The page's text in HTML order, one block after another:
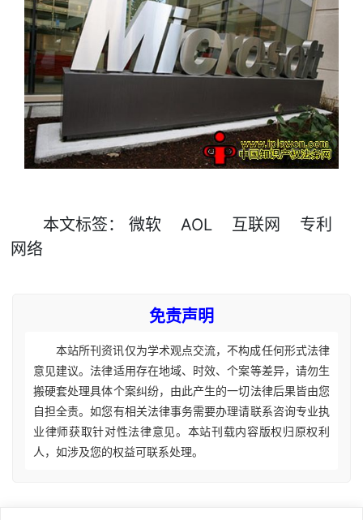
本文标签： 微软 AOL 互联网
专利
网络
免责声明
本站所刊资讯仅为学术观点交流，不构成任何形式法律
意见建议。法律适用存在地域、时效、个案等差异，请勿生
搬硬套处理具体个案纠纷，由此产生的一切法律后果皆由您
自担全责。如您有相关法律事务需要办理请联系咨询专业执
业律师获取针对性法律意见。本站刊载内容版权归原权利
人，如涉及您的权益可联系处理。